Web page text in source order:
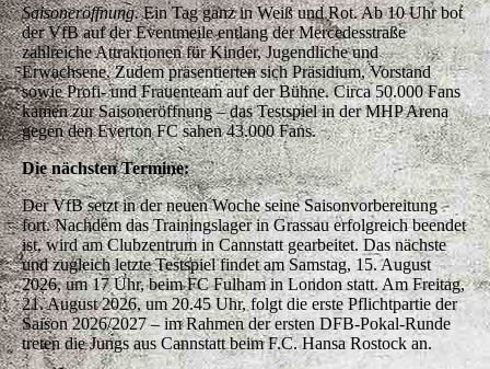
Saisoneröffnung.Ein Tag ganz in Weiß und Rot. Ab 10 Uhr bot
der VfB auf der Eventmeile entlang der Mercedesstraße
zahlreiche Attraktionen für Kinder, Jugendliche und
Erwachsene. Zudem präsentierten sich Präsidium, Vorstand
sowie Profi- und Frauenteam auf der Bühne. Circa 50.000 Fans
kamen zur Saisoneröffnung – das Testspiel in der MHP Arena
gegen den Everton FC sahen 43.000 Fans.
Die nächsten Termine:
Der VfB setzt in der neuen Woche seine Saisonvorbereitung
fort. Nachdem das Trainingslager in Grassau erfolgreich beendet
ist, wird am Clubzentrum in Cannstatt gearbeitet. Das nächste
und zugleich letzte Testspiel findet am Samstag, 15. August
2026, um 17 Uhr, beim FC Fulham in London statt.Am Freitag,
21. August 2026, um 20.45 Uhr, folgt die erste Pflichtpartie der
Saison 2026/2027 – im Rahmen der ersten DFB-Pokal-Runde
treten die Jungs aus Cannstatt beim F.C. Hansa Rostock an.